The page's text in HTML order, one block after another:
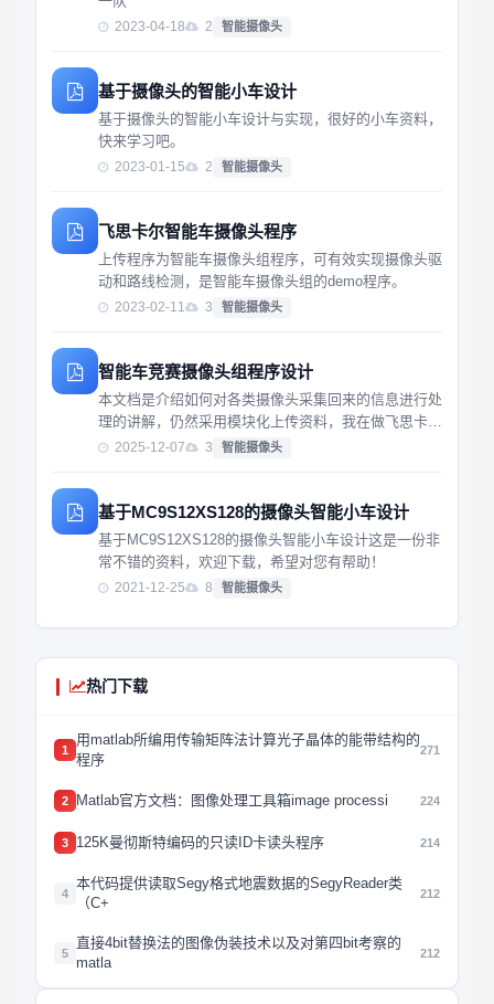
2023-04-18 2 智能摄像头
基于摄像头的智能小车设计
基于摄像头的智能小车设计与实现，很好的小车资料，
快来学习吧。
2023-01-15 2 智能摄像头
飞思卡尔智能车摄像头程序
上传程序为智能车摄像头组程序，可有效实现摄像头驱
动和路线检测，是智能车摄像头组的demo程序。
2023-02-11 3 智能摄像头
智能车竞赛摄像头组程序设计
本文档是介绍如何对各类摄像头采集回来的信息进行处
理的讲解，仍然采用模块化上传资料，我在做飞思卡尔
智能车的时候搜集了相当多的图像处理技术的资料，图
2025-12-07 3 智能摄像头
基于MC9S12XS128的摄像头智能小车设计
基于MC9S12XS128的摄像头智能小车设计这是一份非
常不错的资料，欢迎下载，希望对您有帮助！
2021-12-25 8 智能摄像头
热门下载
1
用matlab所编用传输矩阵法计算光子晶体的能带结构的
程序
271
2 Matlab官方文档：图像处理工具箱image processi 224
3 125K曼彻斯特编码的只读ID卡读头程序 214
4
本代码提供读取Segy格式地震数据的SegyReader类
（C+
212
5
直接4bit替换法的图像伪装技术以及对第四bit考察的
matla
212